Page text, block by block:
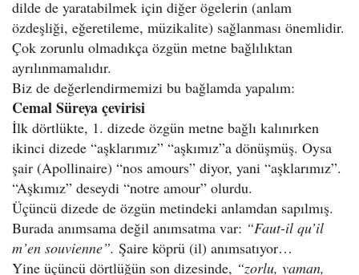
dilde de yaratabilmek için diğer ögelerin (anlam
özdeşliği, eğeretileme, müzikalite) sağlanması önemlidir.
Çok zorunlu olmadıkça özgün metne bağlılıktan
ayrılınmamalıdır.
Biz de değerlendirmemizi bu bağlamda yapalım:
Cemal Süreya çevirisi
İlk dörtlükte, 1. dizede özgün metne bağlı kalınırken
ikinci dizede “aşklarımız” “aşkımız”a dönüşmüş. Oysa
şair (Apollinaire) “nos amours” diyor, yani “aşklarımız”.
“Aşkımız” deseydi “notre amour” olurdu.
Üçüncü dizede de özgün metindeki anlamdan sapılmış.
Burada anımsama değil anımsatma var: “Faut-il qu’il
m’en souvienne”. Şaire köprü (il) anımsatıyor…
Yine üçüncü dörtlüğün son dizesinde, “zorlu, yaman,